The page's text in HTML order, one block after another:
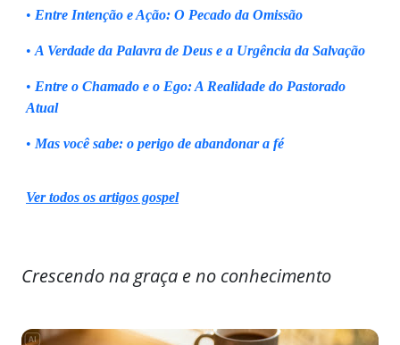
• Entre Intenção e Ação: O Pecado da Omissão
• A Verdade da Palavra de Deus e a Urgência da Salvação
• Entre o Chamado e o Ego: A Realidade do Pastorado
Atual
• Mas você sabe: o perigo de abandonar a fé
Ver todos os artigos gospel
Crescendo na graça e no conhecimento